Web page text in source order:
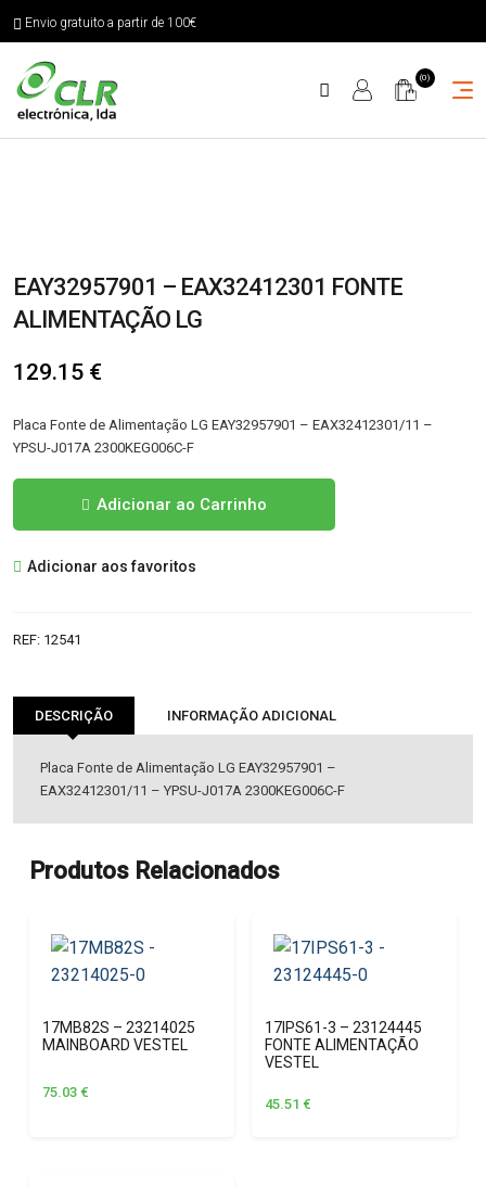
Envio gratuito a partir de 100€
(0)
EAY32957901 – EAX32412301 FONTE
ALIMENTAÇÃO LG
129.15 €
Placa Fonte de Alimentação LG EAY32957901 – EAX32412301/11 –
YPSU-J017A 2300KEG006C-F
-
Adicionar ao Carrinho
Adicionar aos favoritos
REF: 12541
DESCRIÇÃO INFORMAÇÃO ADICIONAL
Placa Fonte de Alimentação LG EAY32957901 –
EAX32412301/11 – YPSU-J017A 2300KEG006C-F
Produtos Relacionados
17MB82S – 23214025
MAINBOARD VESTEL
75.03 €
17IPS61-3 – 23124445
FONTE ALIMENTAÇÃO
VESTEL
45.51 €